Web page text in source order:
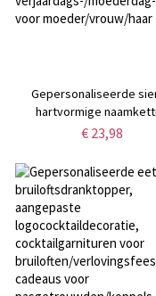
Gepersonaliseerde
hartvormige
aangepaste ketting
verjaardags-/
voor moeder/vrouw/
€ 23,98